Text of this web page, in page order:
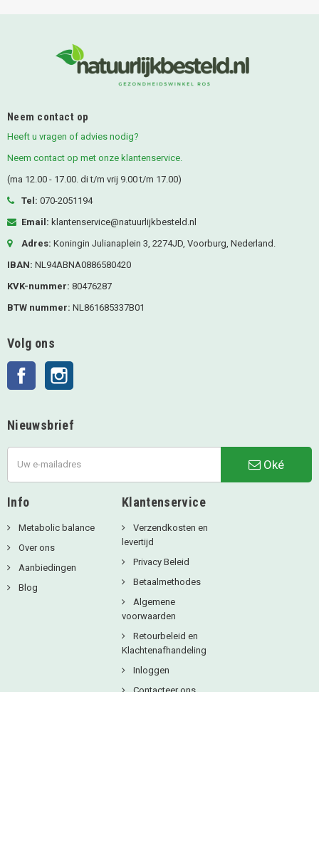
Neem contact op
Heeft u vragen of advies nodig?
Neem contact op met onze klantenservice.
(ma 12.00 - 17.00. di t/m vrij 9.00 t/m 17.00)
Tel: 070-2051194
Email: klantenservice@natuurlijkbesteld.nl
Adres: Koningin Julianaplein 3, 2274JD, Voorburg, Nederland.
IBAN: NL94ABNA0886580420
KVK-nummer: 80476287
BTW nummer: NL861685337B01
Volg ons
Facebook
Nieuwsbrief
Oké
Info
Metabolic balance
Over ons
Aanbiedingen
Blog
Klantenservice
Verzendkosten en
levertijd
Privacy Beleid
Betaalmethodes
Algemene
voorwaarden
Retourbeleid en
Klachtenafhandeling
Inloggen
Contacteer ons